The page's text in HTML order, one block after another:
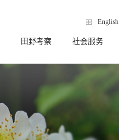
English
田野考察 社会服务